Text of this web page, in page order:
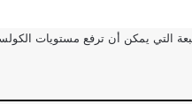
التي يمكن أن ترفع مستويات